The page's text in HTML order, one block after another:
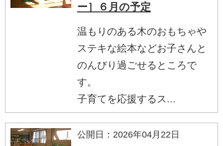
ー］６月の予定
温もりのある木のおもちゃや
ステキな絵本などお子さんと
のんびり過ごせるところで
す。
子育てを応援するス...
公開日：2026年04月22日